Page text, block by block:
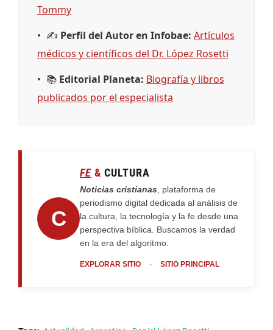
Tommy
✍️ Perfil del Autor en Infobae: Artículos
médicos y científicos del Dr. López Rosetti
📚 Editorial Planeta: Biografía y libros
publicados por el especialista
C
FE & CULTURA
Noticias cristianas , plataforma de
periodismo digital dedicada al análisis de
la cultura, la tecnología y la fe desde una
perspectiva bíblica. Buscamos la verdad
en la era del algoritmo.
EXPLORAR SITIO • SITIO PRINCIPAL